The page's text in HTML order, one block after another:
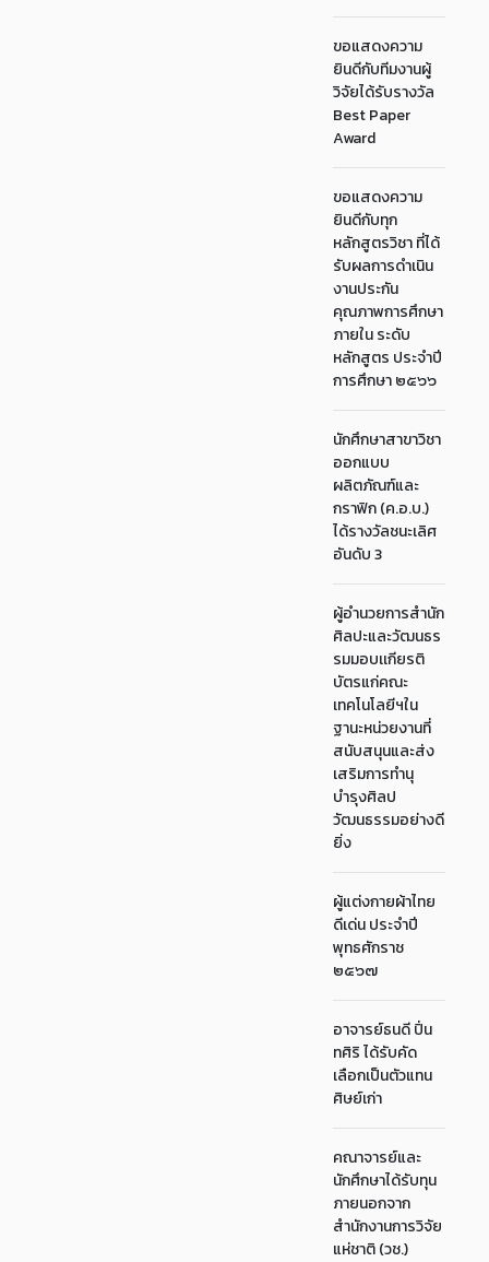
ขอแสดงความ
ยินดีกับทีมงานผู้
วิจัยได้รับรางวัล
Best Paper
Award
ขอแสดงความ
ยินดีกับทุก
หลักสูตรวิชา ที่ได้
รับผลการดำเนิน
งานประกัน
คุณภาพการศึกษา
ภายใน ระดับ
หลักสูตร ประจำปี
การศึกษา ๒๕๖๖
นักศึกษาสาขาวิชา
ออกแบบ
ผลิตภัณฑ์และ
กราฟิก (ค.อ.บ.)
ได้รางวัลชนะเลิศ
อันดับ 3
ผู้อำนวยการสำนัก
ศิลปะและวัฒนธร
รมมอบเเกียรติ
บัตรแก่คณะ
เทคโนโลยีฯใน
ฐานะหน่วยงานที่
สนับสนุนและส่ง
เสริมการทำนุ
บำรุงศิลป
วัฒนธรรมอย่างดี
ยิ่ง
ผู้แต่งกายผ้าไทย
ดีเด่น ประจำปี
พุทธศักราช
๒๕๖๗
อาจารย์ธนดี ปิ่น
ทศิริ ได้รับคัด
เลือกเป็นตัวแทน
ศิษย์เก่า
คณาจารย์และ
นักศึกษาได้รับทุน
ภายนอกจาก
สำนักงานการวิจัย
แห่ชาติ (วช.)